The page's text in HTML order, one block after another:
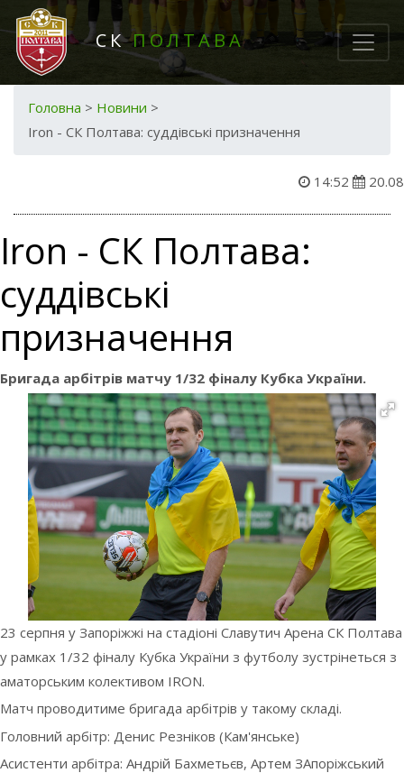
СКПОЛТАВА
Головна > Новини >
Iron - СК Полтава: суддівські призначення
14:52 20.08
Iron - СК Полтава:
суддівські
призначення
Бригада арбітрів матчу 1/32 фіналу Кубка України.
23 серпня у Запоріжжі на стадіоні Славутич Арена СК Полтава
у рамках 1/32 фіналу Кубка України з футболу зустрінеться з
аматорським колективом IRON.
Матч проводитиме бригада арбітрів у такому складі.
Головний арбітр: Денис Резніков (Кам'янське)
Асистенти арбітра: Андрій Бахметьєв, Артем ЗАпоріжський